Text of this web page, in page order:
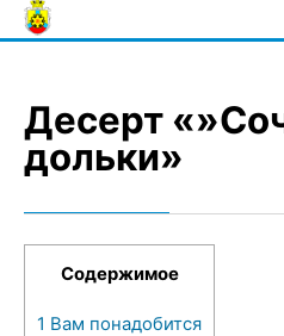
Skip
to
Десерт
дольки»
Содержимое
1 Вам понадобится